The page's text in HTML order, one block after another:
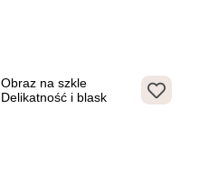
Obraz na szkle
Delikatność i blask